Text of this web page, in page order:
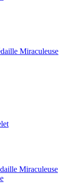
Miraculeuse
Miraculeuse